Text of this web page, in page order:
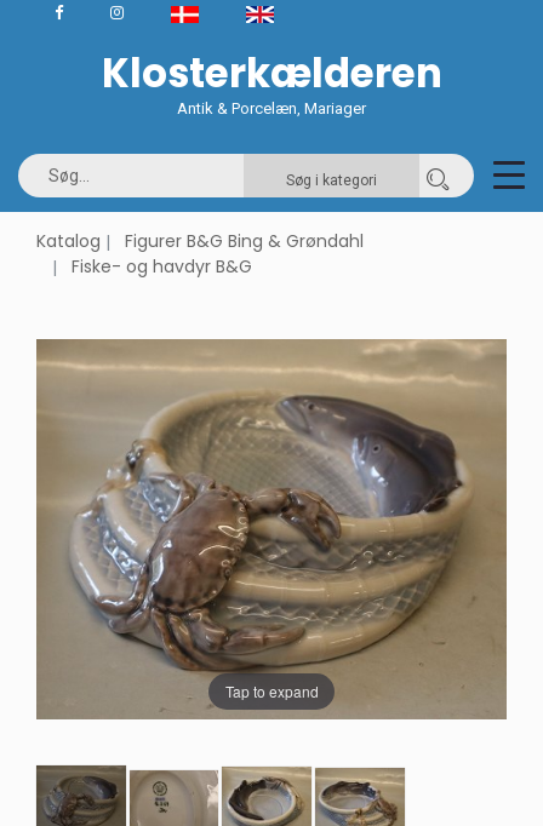
Klosterkælderen
Antik & Porcelæn, Mariager
Søg i kategori
Katalog
Figurer B&G Bing & Grøndahl
Fiske- og havdyr B&G
Tap to expand